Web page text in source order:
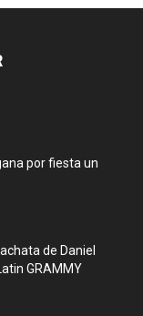
por fiesta un
de Daniel
GRAMMY